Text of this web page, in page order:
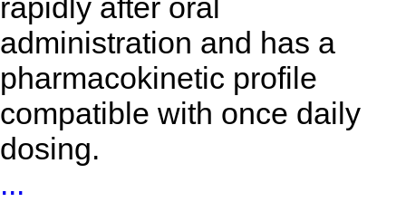
rapidly after oral
administration and has a
pharmacokinetic profile
compatible with once daily
dosing.
...